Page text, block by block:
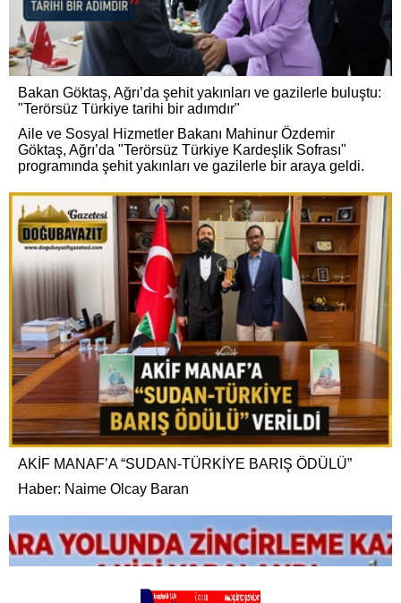
Bakan Göktaş, Ağrı’da şehit yakınları ve gazilerle buluştu:
"Terörsüz Türkiye tarihi bir adımdır"
Aile ve Sosyal Hizmetler Bakanı Mahinur Özdemir
Göktaş, Ağrı’da "Terörsüz Türkiye Kardeşlik Sofrası"
programında şehit yakınları ve gazilerle bir araya geldi.
AKİF MANAF’A “SUDAN-TÜRKİYE BARIŞ ÖDÜLÜ”
Haber: Naime Olcay Baran